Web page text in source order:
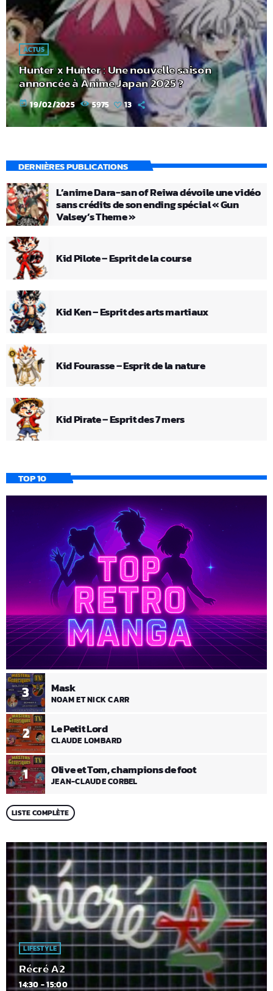
ACTUS
Hunter x Hunter : Une nouvelle saison
annoncée à Anime Japan 2025 ?
today 19/02/2025 5975 13
DERNIÈRES PUBLICATIONS
L’anime Dara-san of Reiwa dévoile une vidéo
sans crédits de son ending spécial « Gun
Valsey’s Theme »
Kid Pilote – Esprit de la course
Kid Ken – Esprit des arts martiaux
Kid Fourasse – Esprit de la nature
Kid Pirate – Esprit des 7 mers
TOP 10
1 Olive et Tom, champions de foot
JEAN-CLAUDE CORBEL
2 Le Petit Lord
CLAUDE LOMBARD
3 Mask
NOAM ET NICK CARR
LISTE COMPLÈTE
LIFESTYLE
Récré A2
14:30 - 15:00